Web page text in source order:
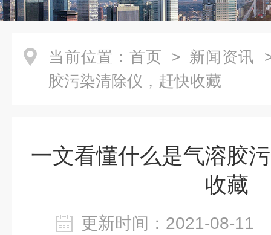
当前位置： 首页 > 新闻资讯
胶污染清除仪，赶快收藏
一文看懂什么是气溶胶
收藏
更新时间：2021-08-